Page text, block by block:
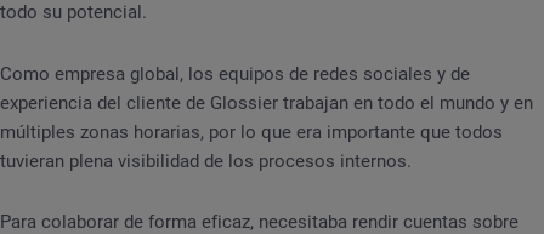
todo su potencial.
Como empresa global, los equipos de redes sociales y de
experiencia del cliente de Glossier trabajan en todo el mundo y en
múltiples zonas horarias, por lo que era importante que todos
tuvieran plena visibilidad de los procesos internos.
Para colaborar de forma eficaz, necesitaba rendir cuentas sobre